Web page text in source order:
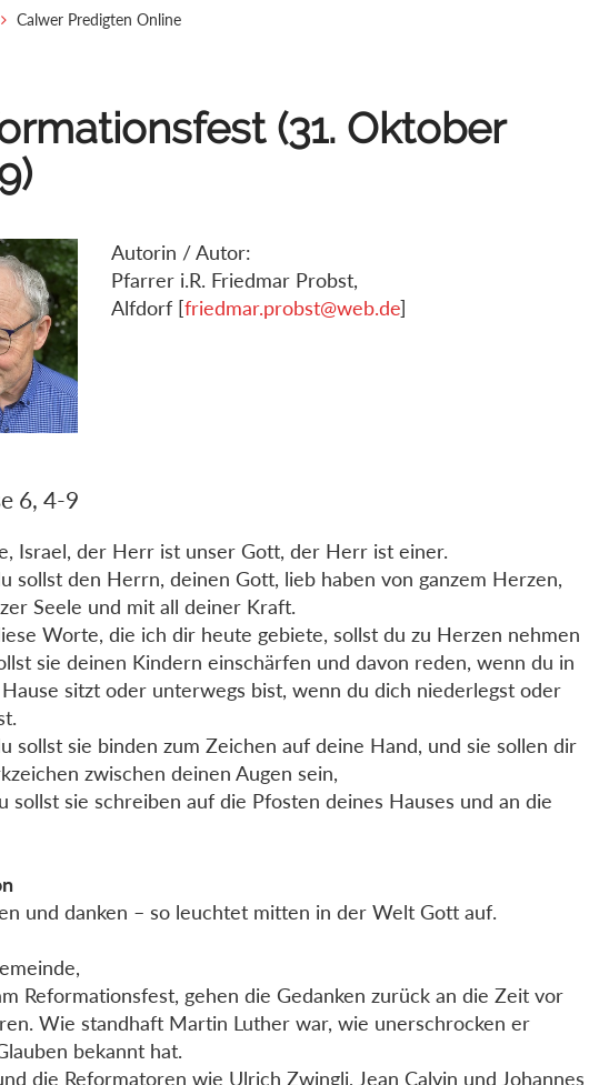
Calwer Predigten Online
(31. Oktober
Autorin / Autor:
Pfarrer i.R. Friedmar Probst,
Alfdorf [friedmar.probst@web.de]
6, 4-9
Israel, der Herr ist unser Gott, der Herr ist einer.
sollst den Herrn, deinen Gott, lieb haben von ganzem Herzen,
Seele und mit all deiner Kraft.
Worte, die ich dir heute gebiete, sollst du zu Herzen nehmen
sie deinen Kindern einschärfen und davon reden, wenn du in
sitzt oder unterwegs bist, wenn du dich niederlegst oder
sollst sie binden zum Zeichen auf deine Hand, und sie sollen dir
zwischen deinen Augen sein,
sollst sie schreiben auf die Pfosten deines Hauses und an die
und danken – so leuchtet mitten in der Welt Gott auf.
Reformationsfest, gehen die Gedanken zurück an die Zeit vor
Wie standhaft Martin Luther war, wie unerschrocken er
bekannt hat.
die Reformatoren wie Ulrich Zwingli, Jean Calvin und Johannes